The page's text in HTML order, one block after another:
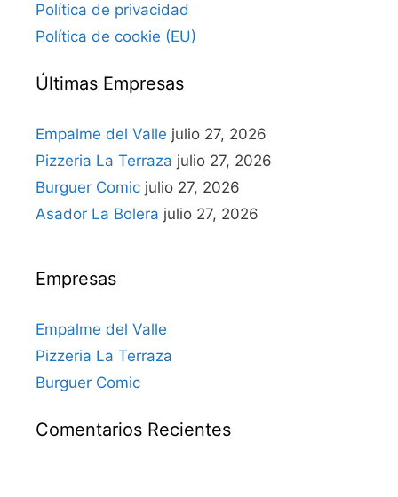
Política de privacidad
Política de cookie (EU)
Últimas Empresas
Empalme del Valle julio 27, 2026
Pizzeria La Terraza julio 27, 2026
Burguer Comic julio 27, 2026
Asador La Bolera julio 27, 2026
Empresas
Empalme del Valle
Pizzeria La Terraza
Burguer Comic
Comentarios Recientes